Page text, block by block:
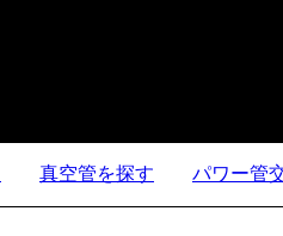
真空管を探す パワー管